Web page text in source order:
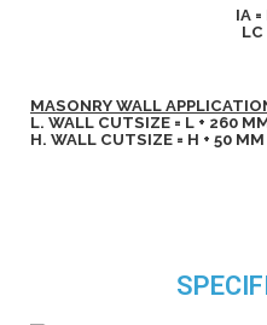
IA
LC
MASONRY WALL
L. WALL CUTSIZE = L + 260
H. WALL CUTSIZE = H + 50 MM